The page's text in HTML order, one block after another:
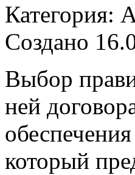
Категория:
Создано
Выбор
ней
который